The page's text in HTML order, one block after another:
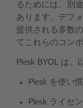
るためには、別
あります。デフ
提供される多数
てこれらのコン
Plesk BYOL は、
Plesk を使い
Plesk ライセ